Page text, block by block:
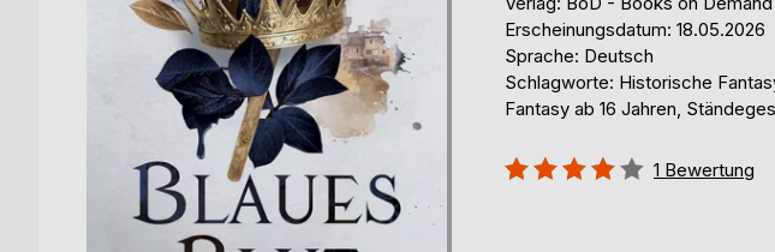
Erscheinungsdatum: 18.05.2026
Sprache: Deutsch
Schlagworte: Historische
Fantasy ab 16 Jahren,
Bewertung::
1 Bewertung